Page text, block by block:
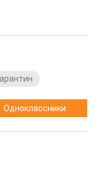
Одноклассники